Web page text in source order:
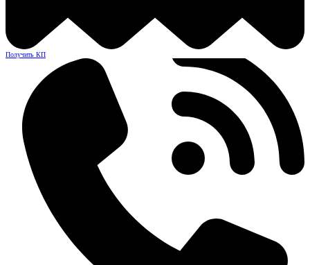
Получить КП